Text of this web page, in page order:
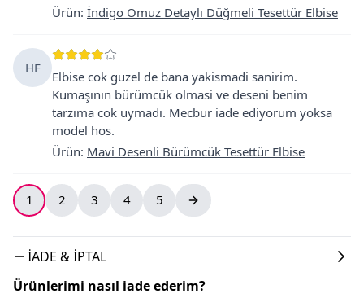
Ürün: İndigo Omuz Detaylı Düğmeli Tesettür Elbise
HF
Elbise cok guzel de bana yakismadi sanirim.
Kumaşının bürümcük olmasi ve deseni benim
tarzıma cok uymadı. Mecbur iade ediyorum yoksa
model hos.
Ürün: Mavi Desenli Bürümcük Tesettür Elbise
1 2 3 4 5
İADE & İPTAL
Ürünlerimi nasıl iade ederim?